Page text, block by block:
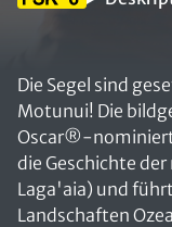
Die Segel sind
Motunui! Die
Oscar®-
die Geschichte
Laga'aia) und
Landschaften